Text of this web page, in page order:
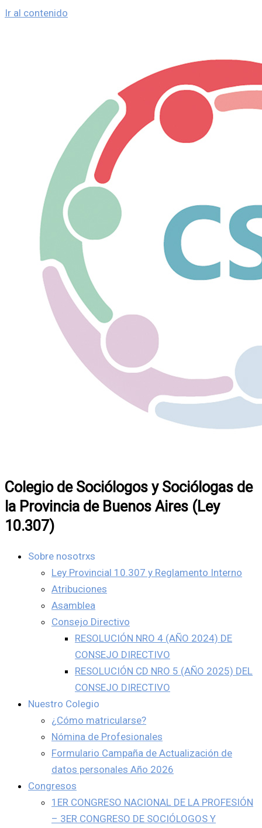
Ir al contenido
Colegio de Sociólogos y Sociólogas de
la Provincia de Buenos Aires (Ley
10.307)
Sobre nosotrxs
Ley Provincial 10.307 y Reglamento Interno
Atribuciones
Asamblea
Consejo Directivo
RESOLUCIÓN NRO 4 (AÑO 2024) DE
CONSEJO DIRECTIVO
RESOLUCIÓN CD NRO 5 (AÑO 2025) DEL
CONSEJO DIRECTIVO
Nuestro Colegio
¿Cómo matricularse?
Nómina de Profesionales
Formulario Campaña de Actualización de
datos personales Año 2026
Congresos
1ER CONGRESO NACIONAL DE LA PROFESIÓN
– 3ER CONGRESO DE SOCIÓLOGOS Y